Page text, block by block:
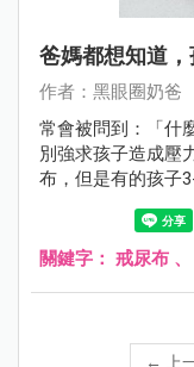
爸媽都想知道
作者：黑眼圈奶爸
常會被問到：「什
別強求孩子造成壓
布，但是有的孩子
每個孩子都不一樣
關鍵字： 戒尿布 、
← 上